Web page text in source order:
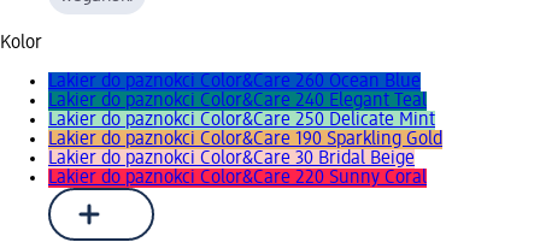
Kolor
Lakier do paznokci Color&Care 260 Ocean Blue
Lakier do paznokci Color&Care 240 Elegant Teal
Lakier do paznokci Color&Care 250 Delicate Mint
Lakier do paznokci Color&Care 190 Sparkling Gold
Lakier do paznokci Color&Care 30 Bridal Beige
Lakier do paznokci Color&Care 220 Sunny Coral